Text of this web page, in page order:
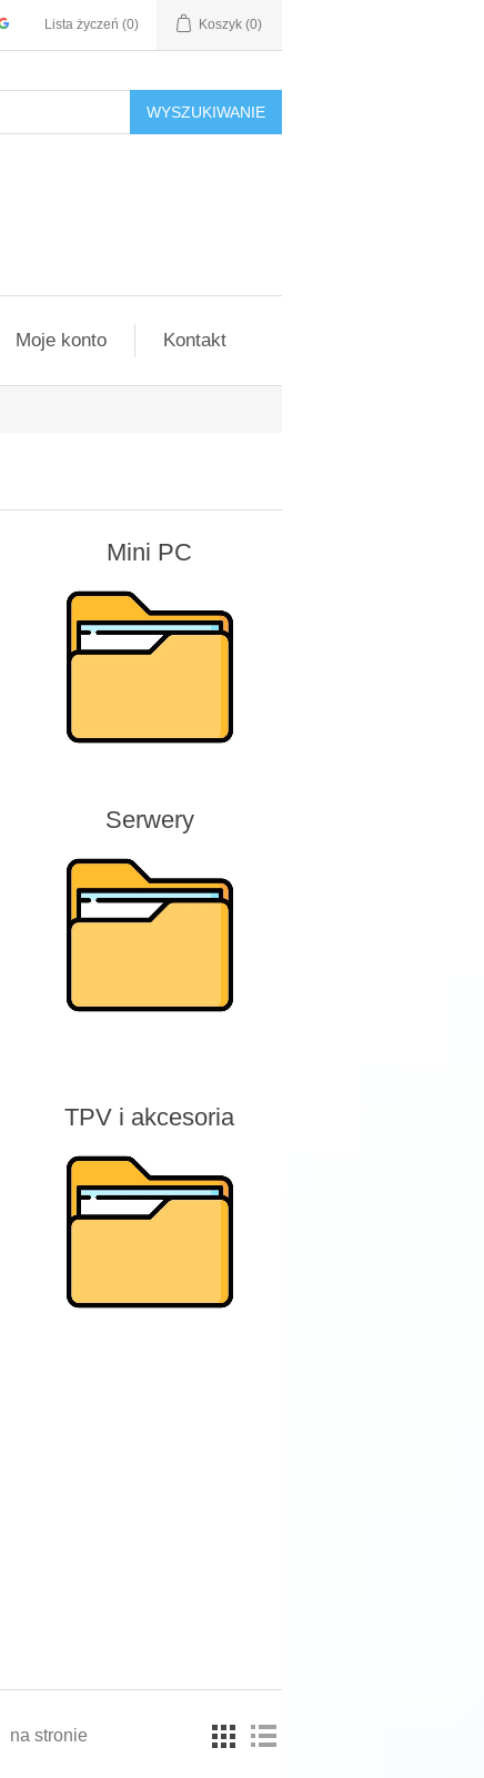
Lista życzeń (0) Koszyk (0)
WYSZUKIWANIE
Moje konto Kontakt
Mini PC
Serwery
TPV i akcesoria
na stronie